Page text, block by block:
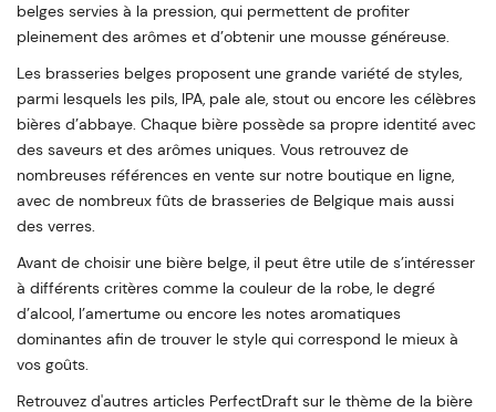
belges servies à la pression, qui permettent de profiter
pleinement des arômes et d’obtenir une mousse généreuse.
Les brasseries belges proposent une grande variété de styles,
parmi lesquels les pils, IPA, pale ale, stout ou encore les célèbres
bières d’abbaye. Chaque bière possède sa propre identité avec
des saveurs et des arômes uniques. Vous retrouvez de
nombreuses références en vente sur notre boutique en ligne,
avec de nombreux fûts de brasseries de Belgique mais aussi
des verres.
Avant de choisir une bière belge, il peut être utile de s’intéresser
à différents critères comme la couleur de la robe, le degré
d’alcool, l’amertume ou encore les notes aromatiques
dominantes afin de trouver le style qui correspond le mieux à
vos goûts.
Retrouvez d'autres articles PerfectDraft sur le thème de la bière